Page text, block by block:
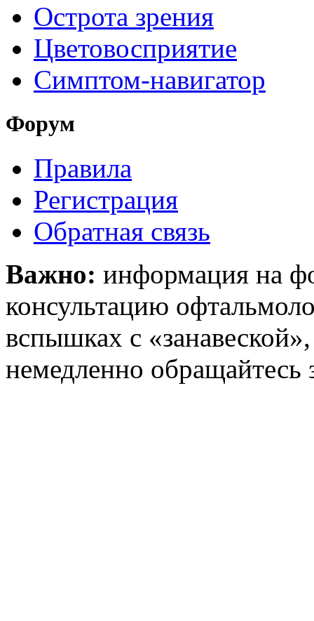
Острота зрения
Цветовосприятие
Симптом-навигатор
Форум
Правила
Регистрация
Обратная связь
Важно: информация на
консультацию
вспышках с
немедленно